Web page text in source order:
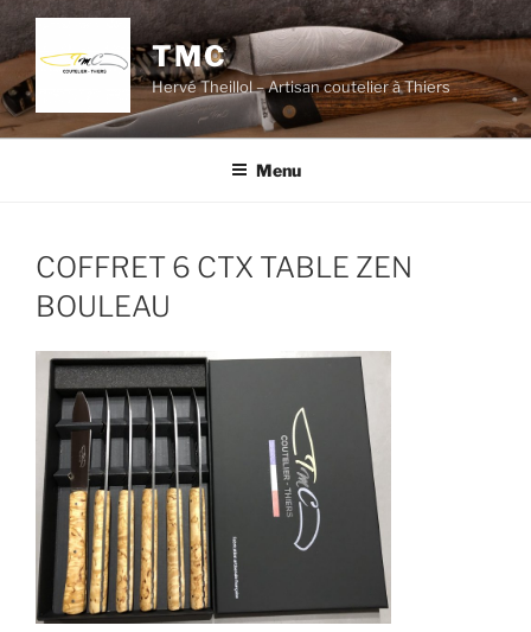
Aller
contenu
principal
TMC
Hervé Theillol – Artisan coutelier à Thiers
Menu
COFFRET 6 CTX TABLE ZEN
BOULEAU